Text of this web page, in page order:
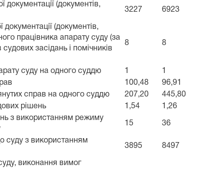
документації (документів,
3227 6923
документації (документів,
працівника апарату суду (за
засідань і помічників
8 8
суду на одного суддю 1
1
100,48
96,91
справ на одного суддю 207,20
445,80
рішень 1,54 1,26
з використанням режиму
15 36
суду з використанням
3895 8497
виконання вимог